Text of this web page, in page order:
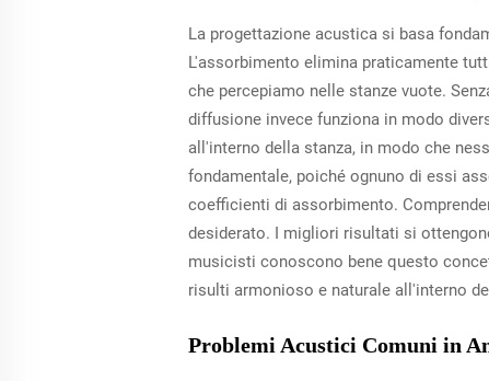
La progettazione acustica si basa
L'assorbimento elimina praticamente
che percepiamo nelle stanze vuote.
diffusione invece funziona in modo
all'interno della stanza, in modo che
fondamentale, poiché ognuno di essi
coefficienti di assorbimento.
desiderato. I migliori risultati si
musicisti conoscono bene questo
risulti armonioso e naturale all'interno
Problemi Acustici Comuni in